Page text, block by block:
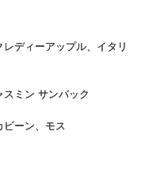
ディーアップル、イタリ
ミン サンバック
ビーン、モス